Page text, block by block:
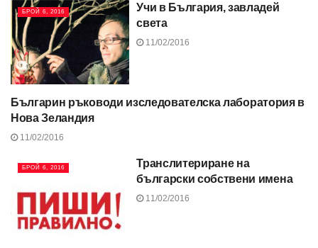
БРОЙ 6, 2016
Учи в България, завладей
света
11/02/2016
БРОЙ 6, 2016
Българин ръководи изследователска лаборатория в
Нова Зеландия
11/02/2016
БРОЙ 6, 2016
Транслитериране на
български собствени имена
11/02/2016